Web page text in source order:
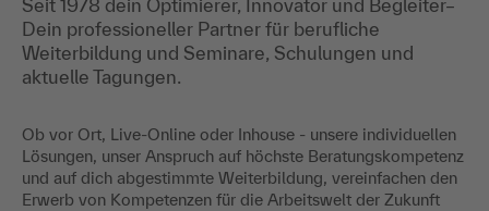
Seit 1978 dein Optimierer, Innovator und Begleiter–
Dein professioneller Partner für berufliche
Weiterbildung und Seminare, Schulungen und
aktuelle Tagungen.
Ob vor Ort, Live-Online oder Inhouse - unsere individuellen
Lösungen, unser Anspruch auf höchste Beratungskompetenz
und auf dich abgestimmte Weiterbildung, vereinfachen den
Erwerb von Kompetenzen für die Arbeitswelt der Zukunft